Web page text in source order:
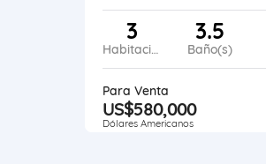
3
Habitaciones
3.5
Baño(s)
Para Venta
US$580,000
Dólares Americanos